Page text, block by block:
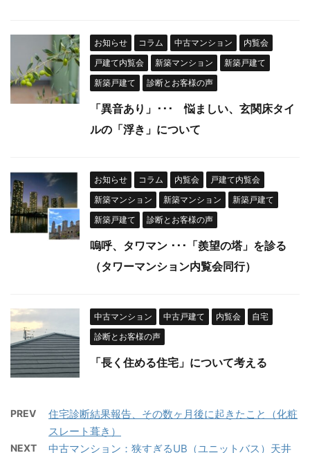
お知らせ コラム 中古マンション
内覧会
戸建て内覧会
新築マンション
新築戸建て
新築戸建て
診断とお客様の声
「異音あり」･･･ 悩ましい、玄関床タイ
ルの「浮き」について
お知らせ コラム 内覧会
戸建て内覧会
新築マンション
新築マンション
新築戸建て
新築戸建て
診断とお客様の声
嗚呼、タワマン ･･･「羨望の塔」を診る
（タワーマンション内覧会同行）
中古マンション 中古戸建て 内覧会
自宅
診断とお客様の声
「長く住める住宅」について考える
PREV
住宅診断結果報告、その数ヶ月後に起きたこと（化粧
スレート葺き）
NEXT 中古マンション：狭すぎるUB（ユニットバス）天井